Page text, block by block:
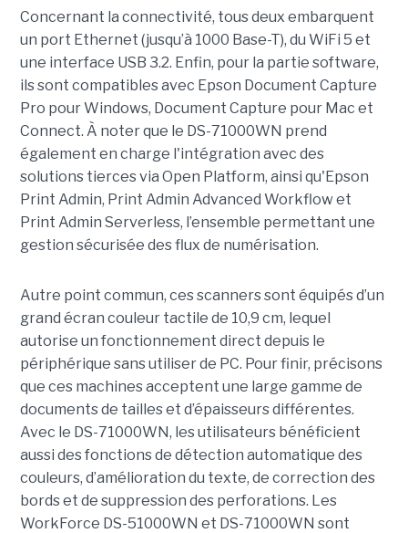
Concernant la connectivité, tous deux embarquent
un port Ethernet (jusqu’à 1000 Base-T), du WiFi 5 et
une interface USB 3.2. Enfin, pour la partie software,
ils sont compatibles avec Epson Document Capture
Pro pour Windows, Document Capture pour Mac et
Connect. À noter que le DS-71000WN prend
également en charge l'intégration avec des
solutions tierces via Open Platform, ainsi qu'Epson
Print Admin, Print Admin Advanced Workflow et
Print Admin Serverless, l’ensemble permettant une
gestion sécurisée des flux de numérisation.
Autre point commun, ces scanners sont équipés d’un
grand écran couleur tactile de 10,9 cm, lequel
autorise un fonctionnement direct depuis le
périphérique sans utiliser de PC. Pour finir, précisons
que ces machines acceptent une large gamme de
documents de tailles et d’épaisseurs différentes.
Avec le DS-71000WN, les utilisateurs bénéficient
aussi des fonctions de détection automatique des
couleurs, d’amélioration du texte, de correction des
bords et de suppression des perforations. Les
WorkForce DS-51000WN et DS-71000WN sont